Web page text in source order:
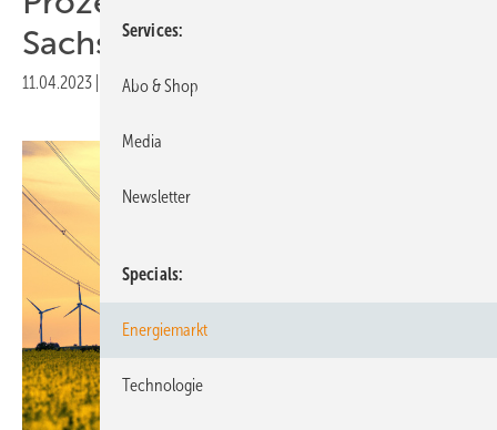
Sachsen
11.04.2023 Druckvorschau
Services
Abo & Shop
Media
Newsletter
Specials
Energiemarkt
Technologie